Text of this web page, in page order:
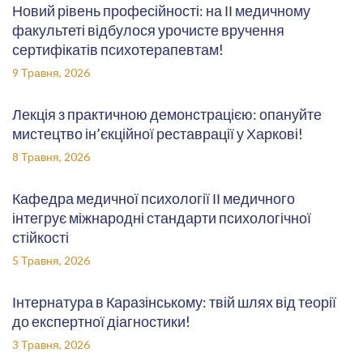
Новий рівень професійності: на ІІ медичному
факультеті відбулося урочисте вручення
сертифікатів психотерапевтам!
9 Травня, 2026
Лекція з практичною демонстрацією: опануйте
мистецтво ін’єкційної реставрації у Харкові!
8 Травня, 2026
Кафедра медичної психології ІІ медичного
інтегрує міжнародні стандарти психологічної
стійкості
5 Травня, 2026
Інтернатура в Каразінському: твій шлях від теорії
до експертної діагностики!
3 Травня, 2026